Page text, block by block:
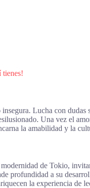
tienes!
Lucha con
Una vez el
la amabilidad y la
de Tokio,
profundidad a su
la experiencia de